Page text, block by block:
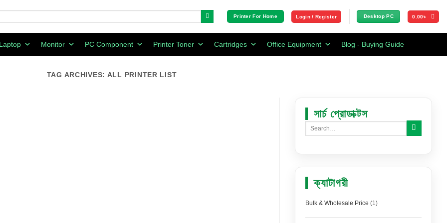
Printer For Home Login / Register Desktop PC 0.00৳
Laptop Monitor PC Component Printer Toner Cartridges Office Equipment Blog - Buying Guide
TAG ARCHIVES: ALL PRINTER LIST
সার্চ প্রোডাক্টস
ক্যাটাগরী
Bulk & Wholesale Price (1)